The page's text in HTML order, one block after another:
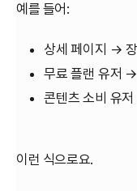
예를 들어:
상세 페이지 →
무료 플랜 유저
콘텐츠 소비 유
이런 식으로요.